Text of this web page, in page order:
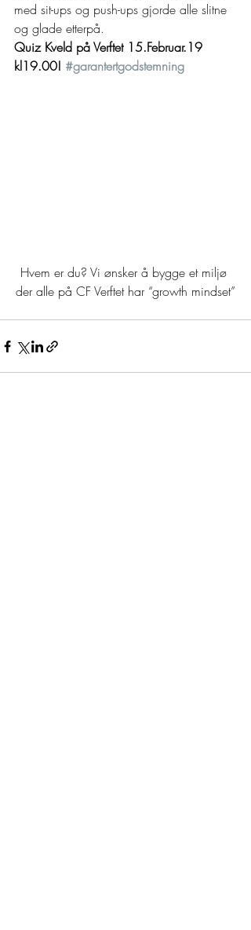
med sit-ups og push-ups gjorde alle slitne
og glade etterpå.
Quiz Kveld på Verftet 15.Februar.19
kl19.00! #garantertgodstemning
Hvem er du? Vi ønsker å bygge et miljø
der alle på CF Verftet har “growth mindset”